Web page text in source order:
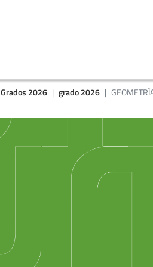
Grados 2026 grado 2026